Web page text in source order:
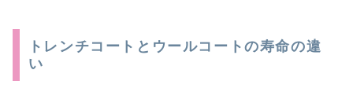
トレンチコートとウールコートの寿命の違
い